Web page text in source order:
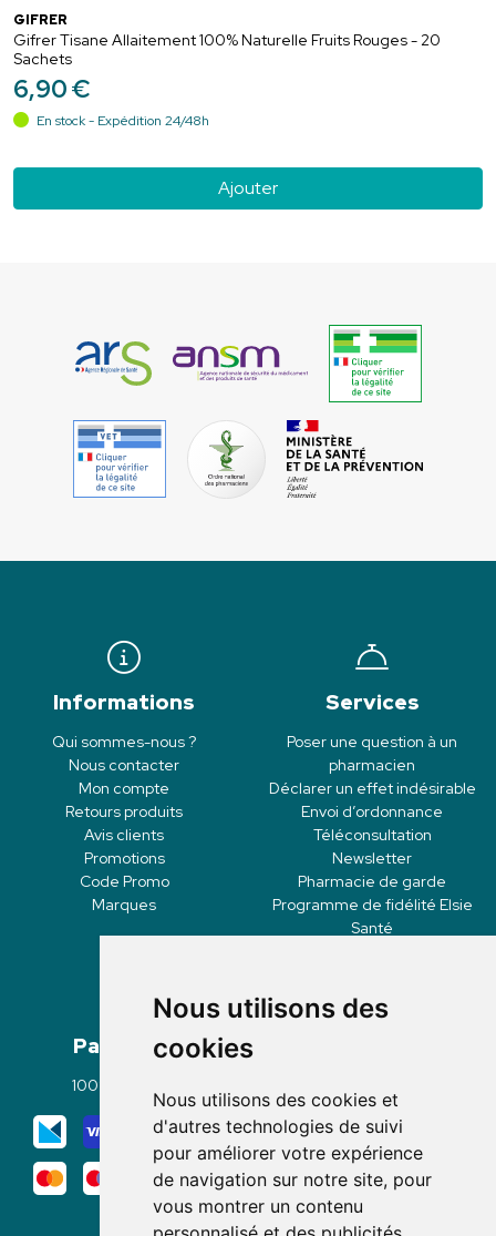
Nous utilisons des
cookies
Nous utilisons des cookies et
d'autres technologies de suivi
pour améliorer votre expérience
de navigation sur notre site, pour
vous montrer un contenu
GIFRER
Gifrer Tisane Allaitement 100% Naturelle Fruits Rouges - 20
Sachets
6,90€
En stock - Expédition 24/48h
Ajouter
Informations
Qui sommes-nous ?
Nous contacter
Mon compte
Retours produits
Avis clients
Promotions
Code Promo
Marques
Services
Poser une question à un
pharmacien
Déclarer un effet indésirable
Envoi d’ordonnance
Téléconsultation
Newsletter
Pharmacie de garde
Programme de fidélité Elsie
Santé
Paiement
100% sécurisé
Mode de livraison